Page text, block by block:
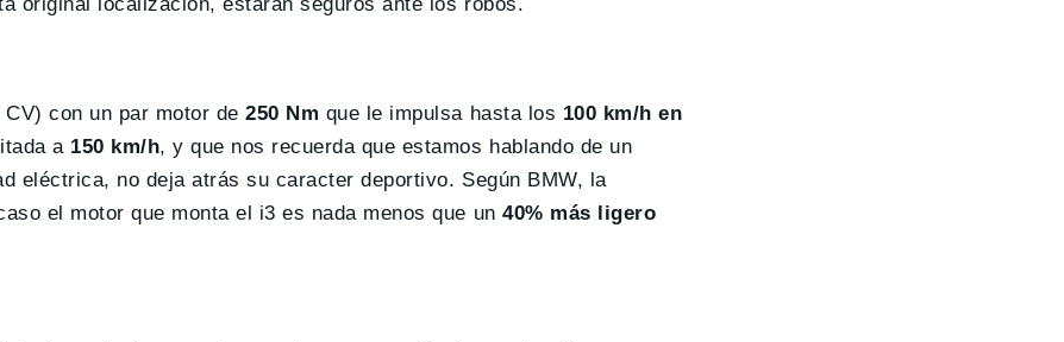
CV) con un par motor de250 Nm que le impulsa hasta los 100 km/h en
a 150 km/h, y que nos recuerda que estamos hablando de un
eléctrica, no deja atrás su caracter deportivo. Según BMW, la
el motor que monta el i3 es nada menos que un40% más ligero